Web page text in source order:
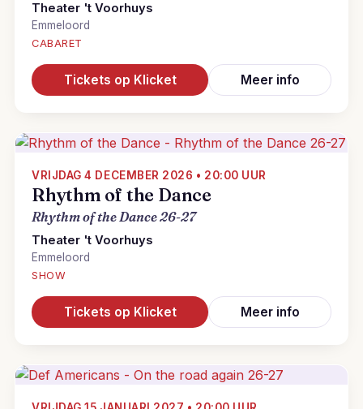
Theater 't Voorhuys
Emmeloord
CABARET
Tickets op Klicket Meer info
VRIJDAG 4 DECEMBER 2026 • 20:00 UUR
Rhythm of the Dance
Rhythm of the Dance 26-27
Theater 't Voorhuys
Emmeloord
SHOW
Tickets op Klicket Meer info